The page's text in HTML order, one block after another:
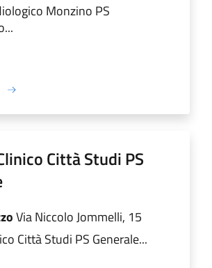
Monzino PS
Città Studi PS
Via Niccolo Jommelli, 15
Città Studi PS Generale...